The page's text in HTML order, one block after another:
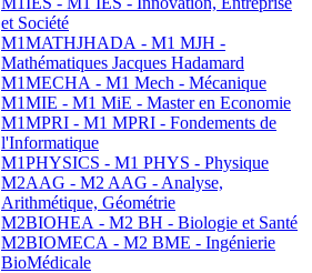
et Société
M1MATHJHADA - M1 MJH -
Mathématiques Jacques Hadamard
M1MECHA - M1 Mech - Mécanique
M1MIE - M1 MiE - Master en Economie
M1MPRI - M1 MPRI - Fondements de
l'Informatique
M1PHYSICS - M1 PHYS - Physique
M2AAG - M2 AAG - Analyse,
Arithmétique, Géométrie
M2BIOHEA - M2 BH - Biologie et Santé
M2BIOMECA - M2 BME - Ingénierie
BioMédicale